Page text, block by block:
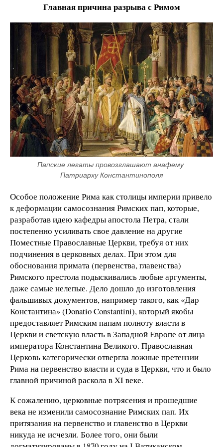
Главная причина разрыва с Римом
Папские легаты провозглашают анафему
Патриарху Константинополя
Особое положение Рима как столицы империи привело
к деформации самосознания Римских пап, которые,
разработав идею кафедры апостола Петра, стали
постепенно усиливать свое давление на другие
Поместные Православные Церкви, требуя от них
подчинения в церковных делах. При этом для
обоснования примата (первенства, главенства)
Римского престола подыскивались любые аргументы,
даже самые нелепые. Дело дошло до изготовления
фальшивых документов, например такого, как «Дар
Константина» (Donatio Constantini), который якобы
предоставляет Римским папам полноту власти в
Церкви и светскую власть в Западной Европе от лица
императора Константина Великого. Православная
Церковь категорически отвергла ложные претензии
Рима на первенство власти и суда в Церкви, что и было
главной причиной раскола в XI веке.
К сожалению, церковные потрясения и прошедшие
века не изменили самосознание Римских пап. Их
притязания на первенство и главенство в Церкви
никуда не исчезли. Более того, они были